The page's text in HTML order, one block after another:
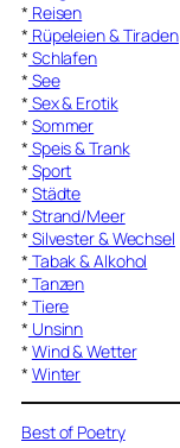
* Reisen
* Rüpeleien & Tiraden
* Schlafen
* See
* Sex & Erotik
* Sommer
* Speis & Trank
* Sport
* Städte
* Strand/Meer
* Silvester & Wechsel
* Tabak & Alkohol
* Tanzen
* Tiere
* Unsinn
* Wind & Wetter
* Winter
Best of Poetry